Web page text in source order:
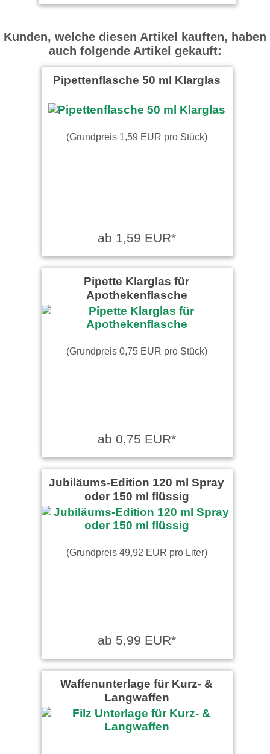
Kunden, welche diesen Artikel kauften, haben
auch folgende Artikel gekauft:
Pipettenflasche 50 ml Klarglas
(Grundpreis 1,59 EUR pro Stück)
ab 1,59 EUR*
Pipette Klarglas für
Apothekenflasche
(Grundpreis 0,75 EUR pro Stück)
ab 0,75 EUR*
Jubiläums-Edition 120 ml Spray
oder 150 ml flüssig
(Grundpreis 49,92 EUR pro Liter)
ab 5,99 EUR*
Waffenunterlage für Kurz- &
Langwaffen